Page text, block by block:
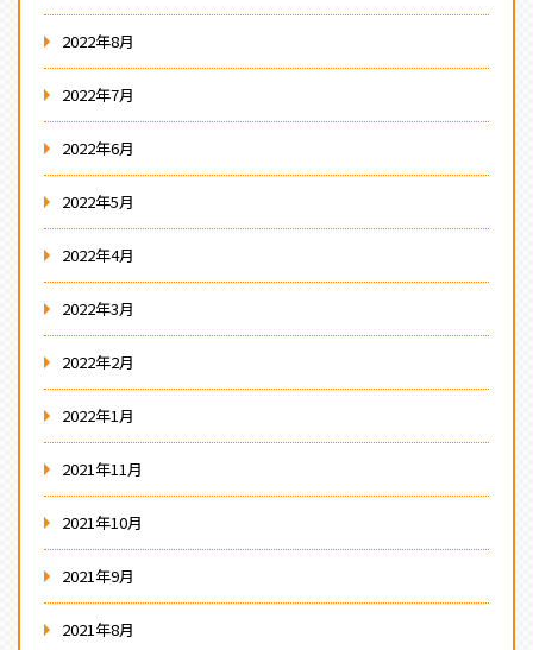
2022年8月
2022年7月
2022年6月
2022年5月
2022年4月
2022年3月
2022年2月
2022年1月
2021年11月
2021年10月
2021年9月
2021年8月